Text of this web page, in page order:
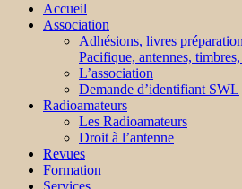
Accueil
Association
Adhésions, livres
Pacifique, antennes,
L’association
Demande d’identifiant SWL
Radioamateurs
Les Radioamateurs
Droit à l’antenne
Revues
Formation
Services